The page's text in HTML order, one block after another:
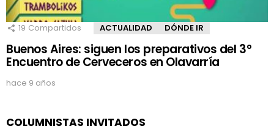
19 Compartidos ACTUALIDAD DÓNDE IR
Buenos Aires: siguen los preparativos del 3°
Encuentro de Cerveceros en Olavarría
hace 9 años
COLUMNISTAS INVITADOS